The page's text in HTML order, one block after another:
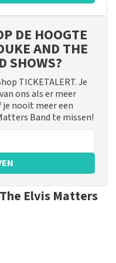
DE HOOGTE
AND THE
SHOWS?
TICKETALERT. Je
ons als er meer
je nooit meer een
Band te missen!
Elvis Matters